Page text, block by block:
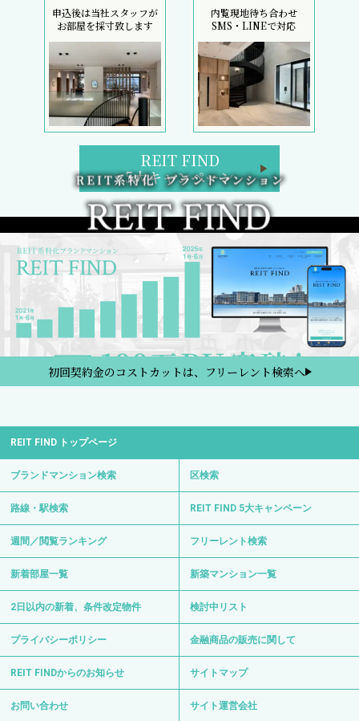
申込後は当社スタッフが
お部屋を採寸致します
内覧現地待ち合わせ
SMS・LINEで対応
REIT FIND
5大キャンペーン
初回契約金のコストカットは、フリーレント検索へ
REIT FIND トップページ
ブランドマンション検索 区検索
路線・駅検索 REIT FIND 5大キャンペーン
週間／閲覧ランキング フリーレント検索
新着部屋一覧 新築マンション一覧
2日以内の新着、条件改定物件 検討中リスト
プライバシーポリシー 金融商品の販売に関して
REIT FINDからのお知らせ サイトマップ
お問い合わせ サイト運営会社